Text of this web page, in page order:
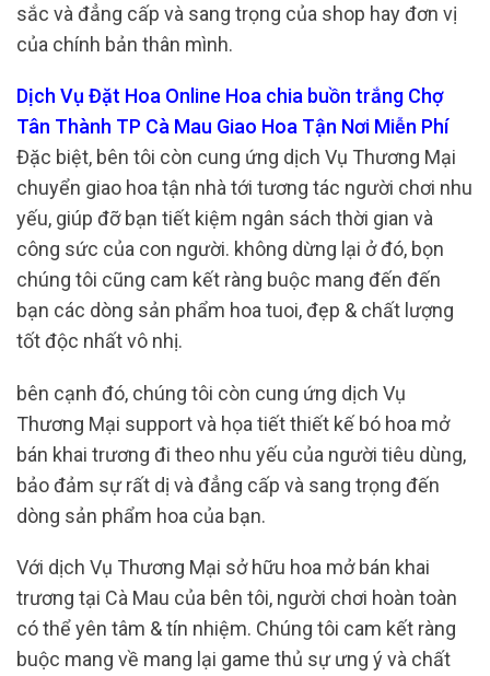
sắc và đẳng cấp và sang trọng của shop hay đơn vị
của chính bản thân mình.
Dịch Vụ Đặt Hoa Online Hoa chia buồn trắng Chợ
Tân Thành TP Cà Mau Giao Hoa Tận Nơi Miễn Phí
Đặc biệt, bên tôi còn cung ứng dịch Vụ Thương Mại
chuyển giao hoa tận nhà tới tương tác người chơi nhu
yếu, giúp đỡ bạn tiết kiệm ngân sách thời gian và
công sức của con người. không dừng lại ở đó, bọn
chúng tôi cũng cam kết ràng buộc mang đến đến
bạn các dòng sản phẩm hoa tuoi, đẹp & chất lượng
tốt độc nhất vô nhị.
bên cạnh đó, chúng tôi còn cung ứng dịch Vụ
Thương Mại support và họa tiết thiết kế bó hoa mở
bán khai trương đi theo nhu yếu của người tiêu dùng,
bảo đảm sự rất dị và đẳng cấp và sang trọng đến
dòng sản phẩm hoa của bạn.
Với dịch Vụ Thương Mại sở hữu hoa mở bán khai
trương tại Cà Mau của bên tôi, người chơi hoàn toàn
có thể yên tâm & tín nhiệm. Chúng tôi cam kết ràng
buộc mang về mang lại game thủ sự ưng ý và chất